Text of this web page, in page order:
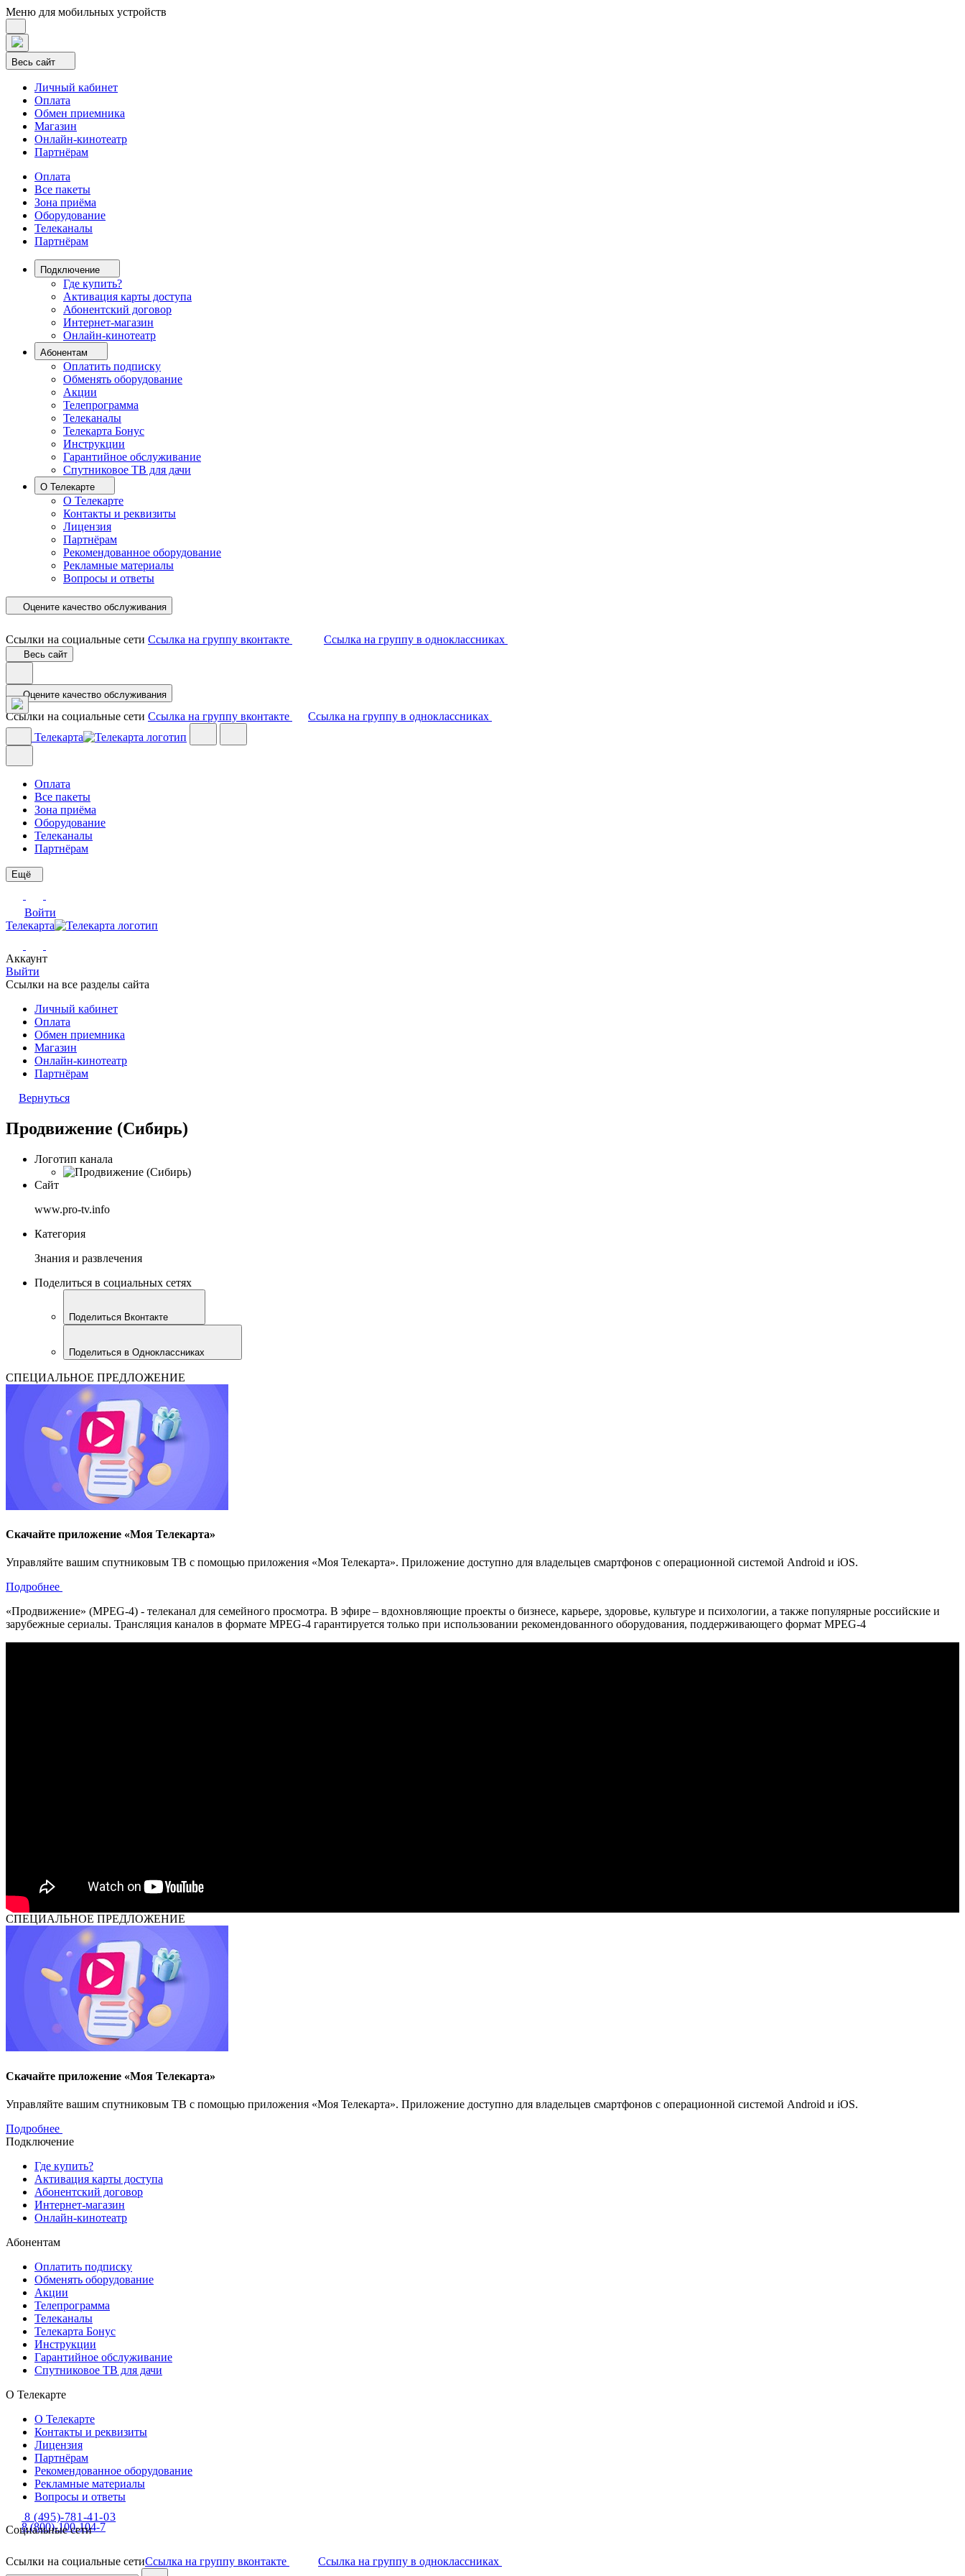
Меню для мобильных устройств
Весь сайт
Личный кабинет
Оплата
Обмен приемника
Магазин
Онлайн-кинотеатр
Партнёрам
Оплата
Все пакеты
Зона приёма
Оборудование
Телеканалы
Партнёрам
Подключение
Где купить?
Активация карты доступа
Абонентский договор
Интернет-магазин
Онлайн-кинотеатр
Абонентам
Оплатить подписку
Обменять оборудование
Акции
Телепрограмма
Телеканалы
Телекарта Бонус
Инструкции
Гарантийное обслуживание
Спутниковое ТВ для дачи
О Телекарте
О Телекарте
Контакты и реквизиты
Лицензия
Партнёрам
Рекомендованное оборудование
Рекламные материалы
Вопросы и ответы
Оцените качество обслуживания
Ссылки на социальные сети Ссылка на группу вконтакте Ссылка на группу в одноклассниках
Весь сайт
Оцените качество обслуживания
Ссылки на социальные сети Ссылка на группу вконтакте
Ссылка на группу в одноклассниках
Телекарта
Оплата
Все пакеты
Зона приёма
Оборудование
Телеканалы
Партнёрам
Ещё
Войти
Телекарта
Аккаунт
Выйти
Ссылки на все разделы сайта
Личный кабинет
Оплата
Обмен приемника
Магазин
Онлайн-кинотеатр
Партнёрам
Вернуться
Продвижение (Сибирь)
Логотип канала
Сайт
www.pro-tv.info
Категория
Знания и развлечения
Поделиться в социальных сетях
Поделиться Вконтакте
Поделиться в Одноклассниках
СПЕЦИАЛЬНОЕ ПРЕДЛОЖЕНИЕ
Скачайте приложение «Моя Телекарта»
Управляйте вашим спутниковым ТВ с помощью приложения «Моя Телекарта». Приложение доступно для владельцев смартфонов с операционной системой Android и iOS.
Подробнее
«Продвижение» (MPEG-4) - телеканал для семейного просмотра. В эфире – вдохновляющие проекты о бизнесе, карьере, здоровье, культуре и психологии, а также популярные российские и
зарубежные сериалы. Трансляция каналов в формате MPEG-4 гарантируется только при использовании рекомендованного оборудования, поддерживающего формат MPEG-4
СПЕЦИАЛЬНОЕ ПРЕДЛОЖЕНИЕ
Скачайте приложение «Моя Телекарта»
Управляйте вашим спутниковым ТВ с помощью приложения «Моя Телекарта». Приложение доступно для владельцев смартфонов с операционной системой Android и iOS.
Подробнее
Подключение
Где купить?
Активация карты доступа
Абонентский договор
Интернет-магазин
Онлайн-кинотеатр
Абонентам
Оплатить подписку
Обменять оборудование
Акции
Телепрограмма
Телеканалы
Телекарта Бонус
Инструкции
Гарантийное обслуживание
Спутниковое ТВ для дачи
О Телекарте
О Телекарте
Контакты и реквизиты
Лицензия
Партнёрам
Рекомендованное оборудование
Рекламные материалы
Вопросы и ответы
8 (800)-100-104-7
8 (495)-781-41-03
Социальные сети
Ссылки на социальные сетиСсылка на группу вконтакте Ссылка на группу в одноклассниках